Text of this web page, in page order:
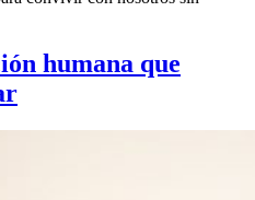
humana que